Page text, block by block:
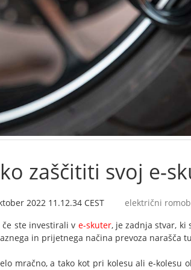
zaščititi svoj e-
2022 11.12.34 CEST električni
če ste investirali v e-skuter, je zadnja stvar, ki
in prijetnega načina prevoza narašča
mračno, a tako kot pri kolesu ali e-kolesu